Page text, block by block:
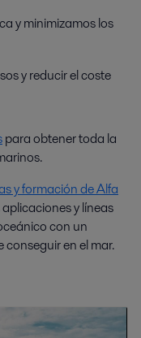
y minimizamos los
y reducir el coste
para obtener toda la
y formación de Alfa
y líneas
con un
en el mar.